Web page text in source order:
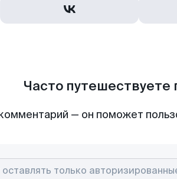
Часто путешествуете
— он поможет